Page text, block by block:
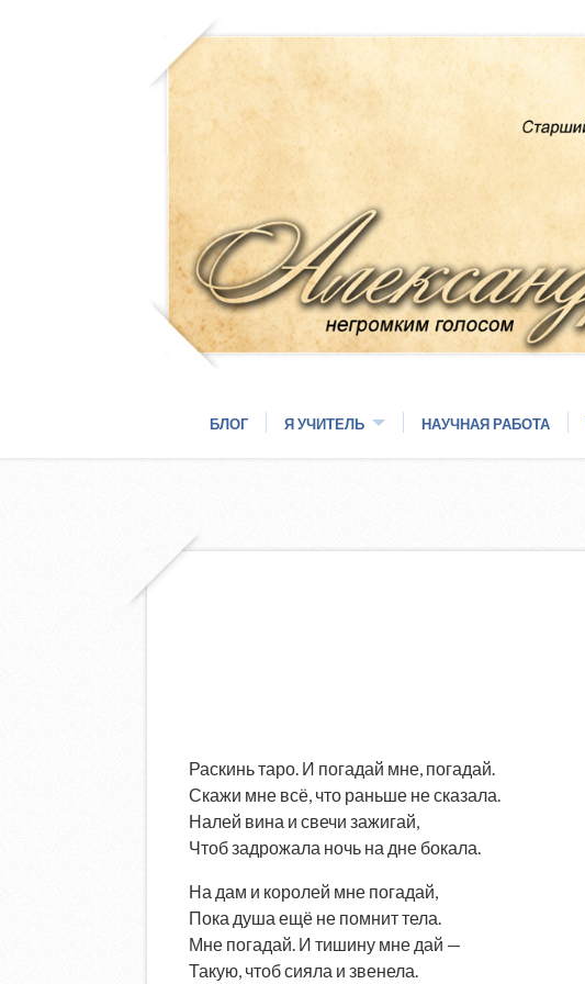
БЛОГ Я УЧИТЕЛЬ НАУЧНАЯ РАБОТА
Раскинь таро. И погадай мне, погадай.
Скажи мне всё, что раньше не сказала.
Налей вина и свечи зажигай,
Чтоб задрожала ночь на дне бокала.
На дам и королей мне погадай,
Пока душа ещё не помнит тела.
Мне погадай. И тишину мне дай —
Такую, чтоб сияла и звенела.